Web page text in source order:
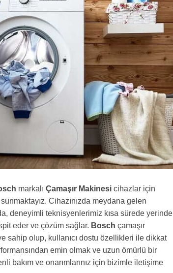
markalı Çamaşır Makinesi cihazlar için
Cihazınızda meydana gelen
deneyimli teknisyenlerimiz kısa sürede yerinde
eder ve çözüm sağlar. Bosch çamaşır
sahip olup, kullanıcı dostu özellikleri ile dikkat
emin olmak ve uzun ömürlü bir
bakım ve onarımlarınız için bizimle iletişime